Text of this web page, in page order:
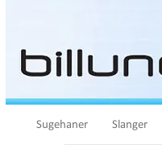
Sugehaner Slanger